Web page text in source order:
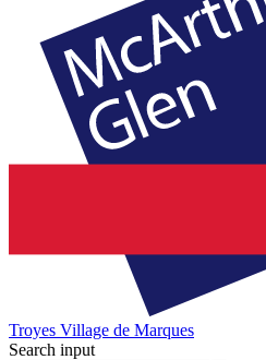
Troyes Village de Marques
Search input